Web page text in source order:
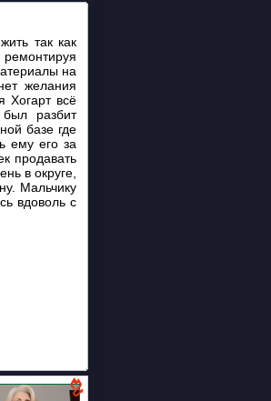
так как
на
желания
Хогарт всё
разбит
базе где
ему его за
продавать
в округе,
Мальчику
вдоволь с